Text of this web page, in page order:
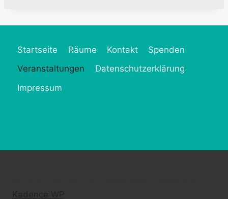
Startseite Räume Kontakt
Spenden
Veranstaltungen
Datenschutzerklärung
Impressum